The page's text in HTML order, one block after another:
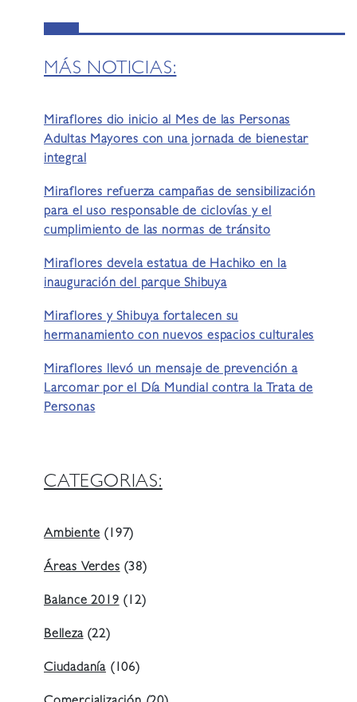
MÁS NOTICIAS:
Miraflores dio inicio al Mes de las Personas
Adultas Mayores con una jornada de bienestar
integral
Miraflores refuerza campañas de sensibilización
para el uso responsable de ciclovías y el
cumplimiento de las normas de tránsito
Miraflores devela estatua de Hachiko en la
inauguración del parque Shibuya
Miraflores y Shibuya fortalecen su
hermanamiento con nuevos espacios culturales
Miraflores llevó un mensaje de prevención a
Larcomar por el Día Mundial contra la Trata de
Personas
CATEGORIAS:
Ambiente(197)
Áreas Verdes(38)
Balance 2019(12)
Belleza(22)
Ciudadanía (106)